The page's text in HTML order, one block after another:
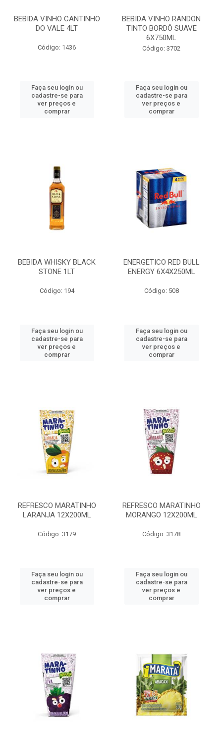
BEBIDA VINHO CANTINHO
DO VALE 4LT
Código: 1436
Faça seu login ou
cadastre-se para
ver preços e
comprar
BEBIDA VINHO RANDON
TINTO BORDÔ SUAVE
6X750ML
Código: 3702
Faça seu login ou
cadastre-se para
ver preços e
comprar
BEBIDA WHISKY BLACK
STONE 1LT
Código: 194
Faça seu login ou
cadastre-se para
ver preços e
comprar
ENERGETICO RED BULL
ENERGY 6X4X250ML
Código: 508
Faça seu login ou
cadastre-se para
ver preços e
comprar
REFRESCO MARATINHO
LARANJA 12X200ML
Código: 3179
Faça seu login ou
cadastre-se para
ver preços e
comprar
REFRESCO MARATINHO
MORANGO 12X200ML
Código: 3178
Faça seu login ou
cadastre-se para
ver preços e
comprar